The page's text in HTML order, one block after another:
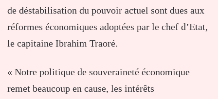
de déstabilisation du pouvoir actuel sont dues aux
réformes économiques adoptées par le chef d’Etat,
le capitaine Ibrahim Traoré.
« Notre politique de souveraineté économique
remet beaucoup en cause, les intérêts